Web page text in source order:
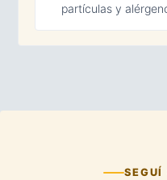
partículas y
SEGUÍ